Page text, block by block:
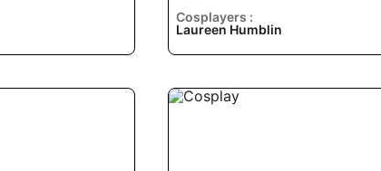
Cosplayers :
Laureen Humblin